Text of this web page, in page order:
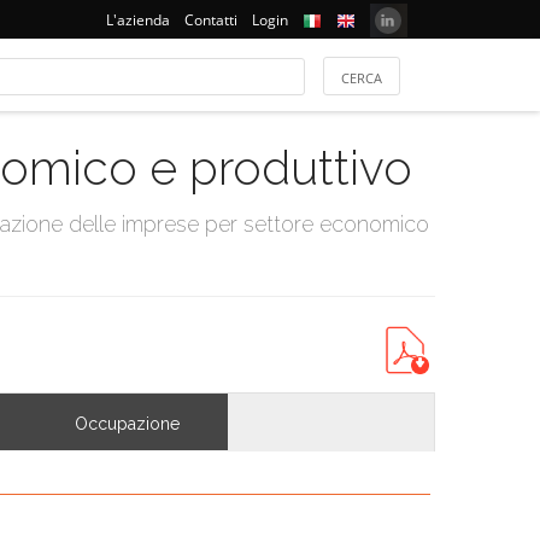
L'azienda Contatti Login
e produttivo
delle imprese per settore economico
Occupazione